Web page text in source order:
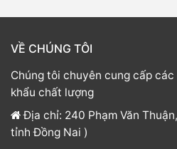
VỀ CHÚNG TÔI
Chúng tôi chuyên cung cấp
khẩu chất lượng
Địa chỉ: 240 Phạm Văn
tỉnh Đồng Nai )